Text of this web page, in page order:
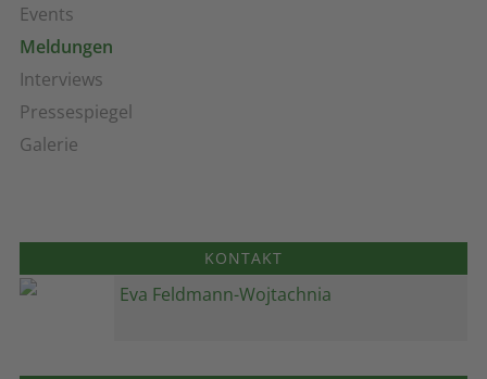
Events
Meldungen
Interviews
Pressespiegel
Galerie
KONTAKT
Eva Feldmann-Wojtachnia